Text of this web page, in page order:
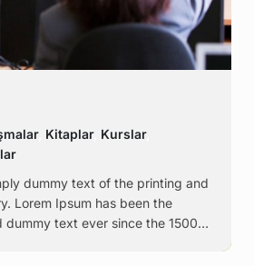
, Kitaplar, Kurslar,
dummy text of the printing and
Lorem Ipsum has been the
dummy text ever since the 1500s,